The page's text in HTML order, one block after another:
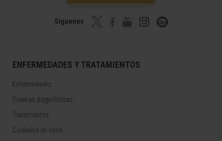
Síguenos
ENFERMEDADES Y TRATAMIENTOS
Enfermedades
Pruebas diagnósticas
Tratamientos
Cuidados en casa